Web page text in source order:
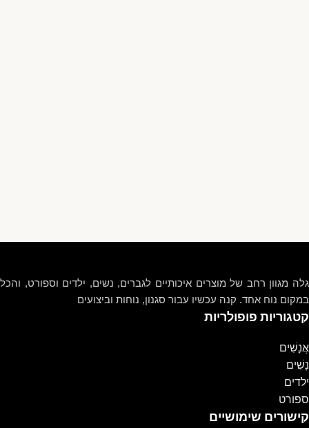
גלה מגוון רחב של מוצרים איכותיים לגברים, נשים, ילדים וספורט, והכל
במקום נוח אחד. קנה עכשיו עבור סגנון, נוחות וביצועים
קטגוריות פופולריות
אֲנָשִׁים
נָשִׁים
ילדים
ספורט
קישורים שימושיים